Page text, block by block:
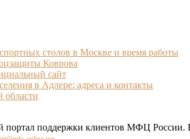
столов в Москве и время работы
Коврова
сайт
в Адлере: адреса и контакты
поддержки клиентов МФЦ России.